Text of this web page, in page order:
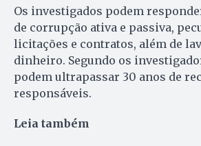
Os investigados podem
de corrupção ativa e passiva,
licitações e contratos, além de
dinheiro. Segundo os
podem ultrapassar 30 anos de
responsáveis.
Leia também